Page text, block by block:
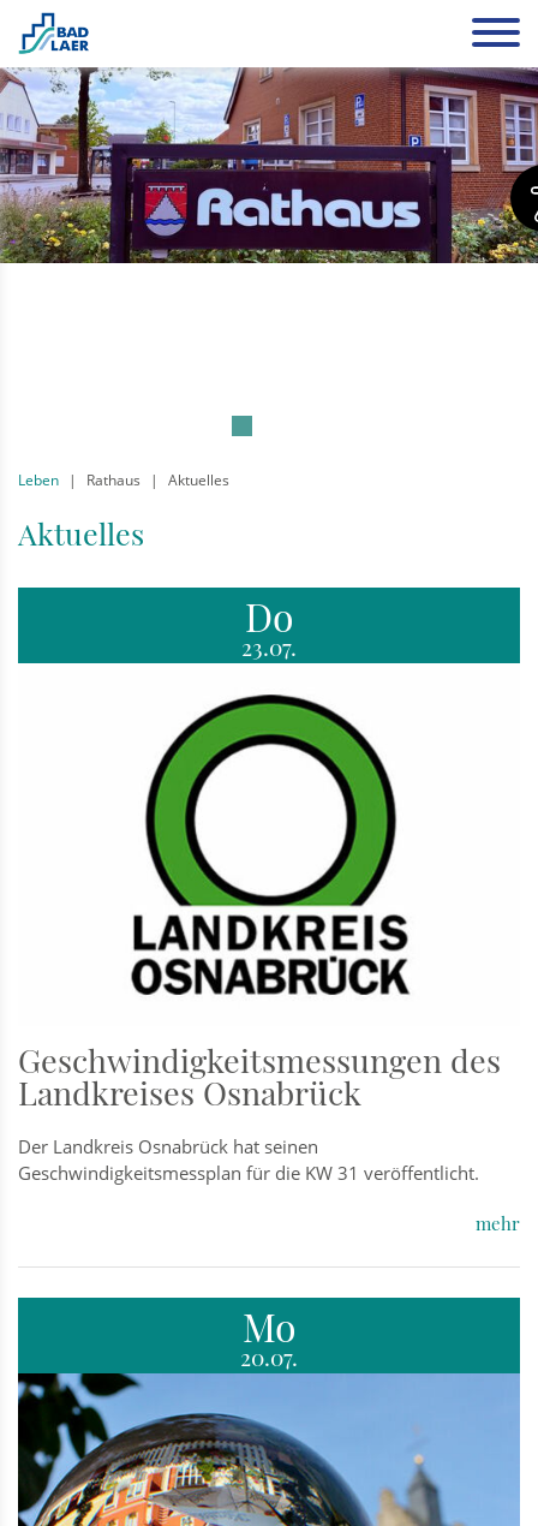
Leben Rathaus Aktuelles
Aktuelles
Do
23.07.
Geschwindigkeitsmessungen des
Landkreises Osnabrück
Der Landkreis Osnabrück hat seinen
Geschwindigkeitsmessplan für die KW 31 veröffentlicht.
mehr
Mo
20.07.